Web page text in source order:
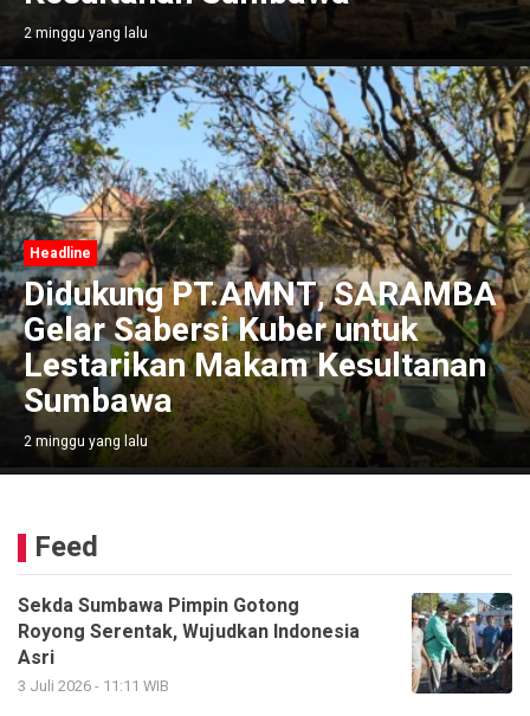
2 minggu yang lalu
Headline
Didukung PT.AMNT, SARAMBA
Gelar Sabersi Kuber untuk
Lestarikan Makam Kesultanan
Sumbawa
2 minggu yang lalu
Feed
Sekda Sumbawa Pimpin Gotong
Royong Serentak, Wujudkan Indonesia
Asri
3 Juli 2026 - 11:11 WIB